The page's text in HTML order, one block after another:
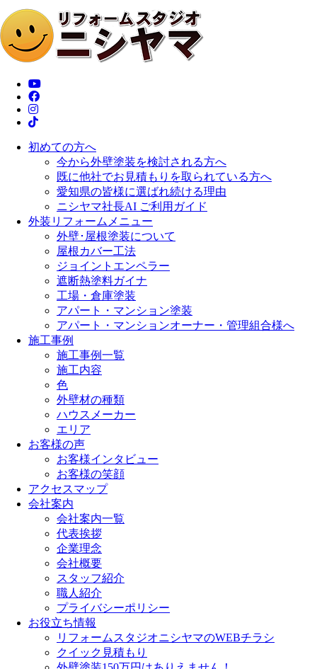
初めての方へ
今から外壁塗装を検討される方へ
既に他社でお見積もりを取られている方へ
愛知県の皆様に選ばれ続ける理由
ニシヤマ社長AI ご利用ガイド
外装リフォームメニュー
外壁･屋根塗装について
屋根カバー工法
ジョイントエンペラー
遮断熱塗料ガイナ
工場・倉庫塗装
アパート・マンション塗装
アパート・マンションオーナー・管理組合様へ
施工事例
施工事例一覧
施工内容
色
外壁材の種類
ハウスメーカー
エリア
お客様の声
お客様インタビュー
お客様の笑顔
アクセスマップ
会社案内
会社案内一覧
代表挨拶
企業理念
会社概要
スタッフ紹介
職人紹介
プライバシーポリシー
お役立ち情報
リフォームスタジオニシヤマのWEBチラシ
クイック見積もり